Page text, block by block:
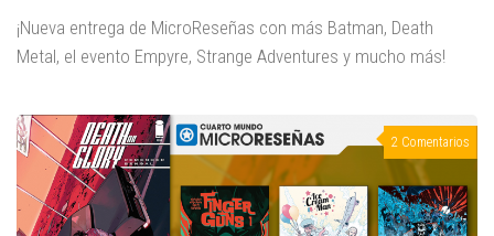
¡Nueva entrega de MicroReseñas con más Batman, Death
Metal, el evento Empyre, Strange Adventures y mucho más!
2 Comentarios